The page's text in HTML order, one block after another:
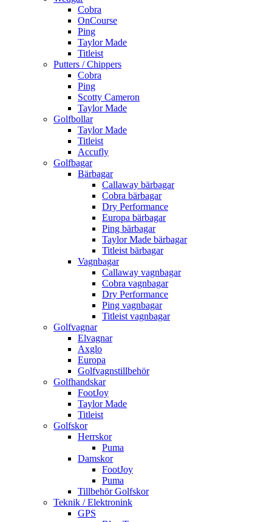
Cobra
OnCourse
Ping
Taylor Made
Titleist
Putters / Chippers
Cobra
Ping
Scotty Cameron
Taylor Made
Golfbollar
Taylor Made
Titleist
Accufly
Golfbagar
Bärbagar
Callaway bärbagar
Cobra bärbagar
Dry Performance
Europa bärbagar
Ping bärbagar
Taylor Made bärbagar
Titleist bärbagar
Vagnbagar
Callaway vagnbagar
Cobra vagnbagar
Dry Performance
Ping vagnbagar
Titleist vagnbagar
Golfvagnar
Elvagnar
Axglo
Europa
Golfvagnstillbehör
Golfhandskar
FootJoy
Taylor Made
Titleist
Golfskor
Herrskor
Puma
Damskor
FootJoy
Puma
Tillbehör Golfskor
Teknik / Elektronink
GPS